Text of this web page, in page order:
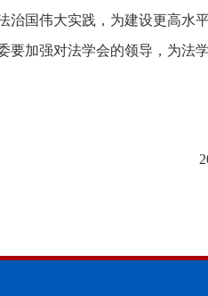
治国伟大实践，为建设更高水
要加强对法学会的领导，为法